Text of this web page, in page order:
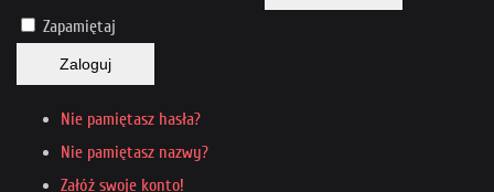
Zapamiętaj
Zaloguj
Nie pamiętasz hasła?
Nie pamiętasz nazwy?
Załóż swoje konto!